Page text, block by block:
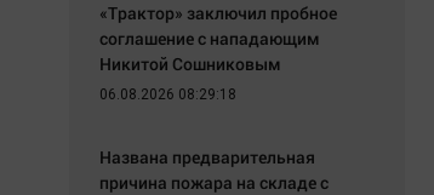
«Трактор» заключил пробное
соглашение с нападающим
Никитой Сошниковым
06.08.2026 08:29:18
Названа предварительная
причина пожара на складе с